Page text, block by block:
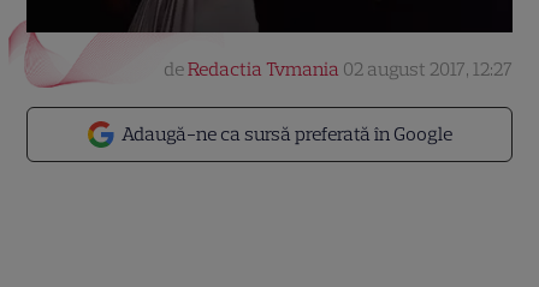
Adaugă-ne ca sursă preferată în Google
deRedactia Tvmania 02 august 2017, 12:27